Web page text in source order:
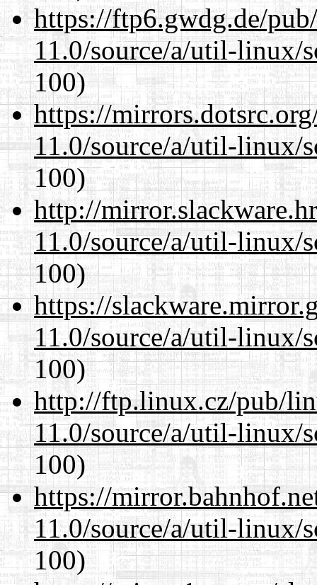
https://ftp6.gwdg.de/
11.0/source/a/util-linux/
100)
https://
11.0/source/a/util-linux/
100)
http://
11.0/source/a/util-linux/
100)
https://
11.0/source/a/util-linux/
100)
http://ftp.linux.cz/pub/
11.0/source/a/util-linux/
100)
https://
11.0/source/a/util-linux/
100)